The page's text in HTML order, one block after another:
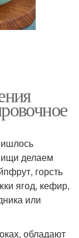
делаем
горсть
ягод, кефир,
или
обладают